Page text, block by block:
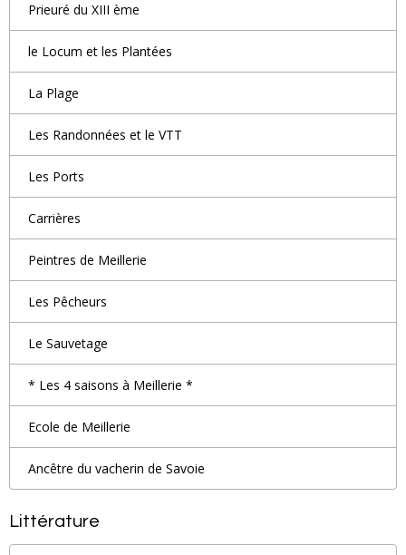
Prieuré du XIII ème
le Locum et les Plantées
La Plage
Les Randonnées et le VTT
Les Ports
Carrières
Peintres de Meillerie
Les Pêcheurs
Le Sauvetage
* Les 4 saisons à Meillerie *
Ecole de Meillerie
Ancêtre du vacherin de Savoie
Littérature